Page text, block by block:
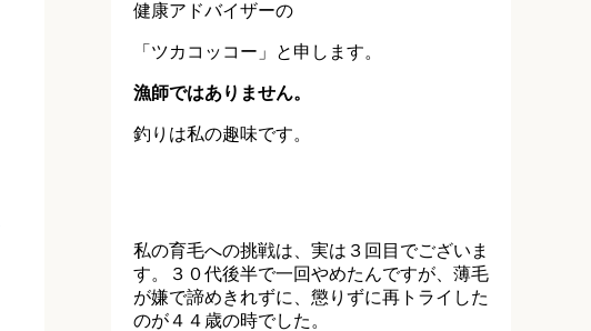
健康アドバイザーの
「ツカコッコー」と申します。
漁師ではありません。
釣りは私の趣味です。
私の育毛への挑戦は、実は３回目でございま
す。３０代後半で一回やめたんですが、薄毛
が嫌で諦めきれずに、懲りずに再トライした
のが４４歳の時でした。